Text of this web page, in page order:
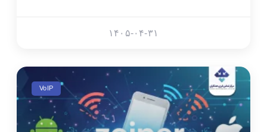
۱۴۰۵-۰۴-۳۱
VoIP